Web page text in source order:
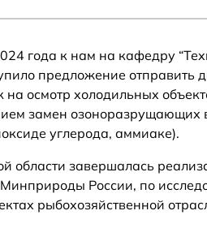
года к нам на кафедру
предложение отправить
осмотр холодильных
замен озоноразрущающих
углерода, аммиаке).
области завершалась
России, по
рыбохозяйственной